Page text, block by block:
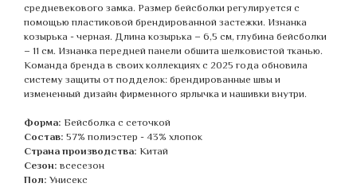
средневекового замка. Размер бейсболки регулируется с
помощью пластиковой брендированной застежки. Изнанка
козырька - черная. Длина козырька – 6,5 см, глубина бейсболки
– 11 см. Изнанка передней панели обшита шелковистой тканью.
Команда бренда в своих коллекциях с 2025 года обновила
систему защиты от подделок: брендированные швы и
измененный дизайн фирменного ярлычка и нашивки внутри.
Форма: Бейсболка с сеточкой
Состав: 57% полиэстер - 43% хлопок
Страна производства: Китай
Сезон: всесезон
Пол: Унисекс